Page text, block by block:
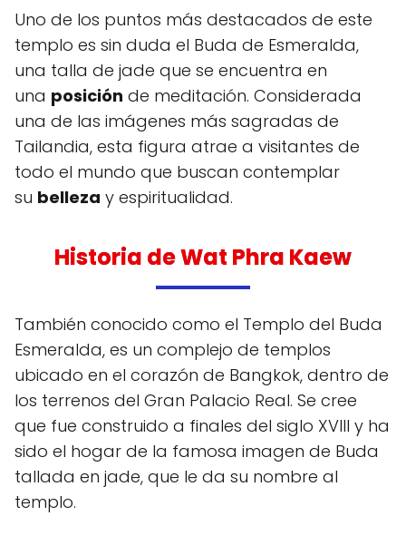
Uno de los puntos más destacados de este
templo es sin duda el Buda de Esmeralda,
una talla de jade que se encuentra en
una posición de meditación. Considerada
una de las imágenes más sagradas de
Tailandia, esta figura atrae a visitantes de
todo el mundo que buscan contemplar
su belleza y espiritualidad.
Historia de Wat Phra Kaew
También conocido como el Templo del Buda
Esmeralda, es un complejo de templos
ubicado en el corazón de Bangkok, dentro de
los terrenos del Gran Palacio Real. Se cree
que fue construido a finales del siglo XVIII y ha
sido el hogar de la famosa imagen de Buda
tallada en jade, que le da su nombre al
templo.